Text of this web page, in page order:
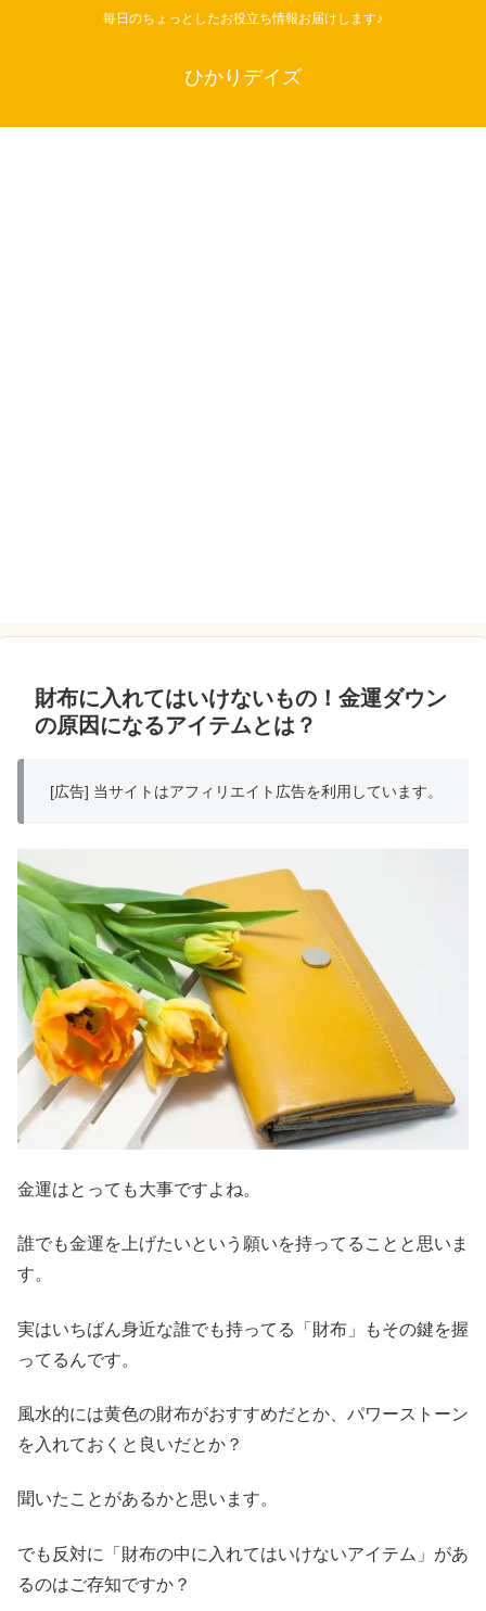
毎日のちょっとしたお役立ち情報お届けします♪
ひかりデイズ
財布に入れてはいけないもの！金運ダウン
の原因になるアイテムとは？
[広告] 当サイトはアフィリエイト広告を利用しています。
金運はとっても大事ですよね。
誰でも金運を上げたいという願いを持ってることと思いま
す。
実はいちばん身近な誰でも持ってる「財布」もその鍵を握
ってるんです。
風水的には黄色の財布がおすすめだとか、パワーストーン
を入れておくと良いだとか？
聞いたことがあるかと思います。
でも反対に「財布の中に入れてはいけないアイテム」があ
るのはご存知ですか？